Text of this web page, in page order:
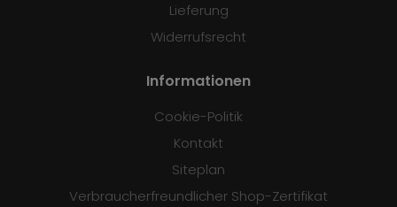
Lieferung
Widerrufsrecht
Informationen
Cookie-Politik
Kontakt
Siteplan
Verbraucherfreundlicher Shop-Zertifikat